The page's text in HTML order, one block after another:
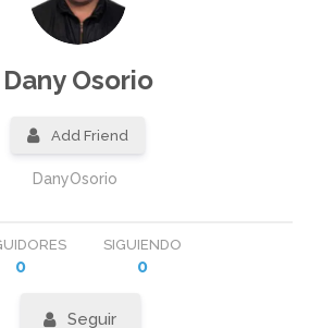
Dany Osorio
Add Friend
DanyOsorio
0
SIGUIENDO
0
Seguir